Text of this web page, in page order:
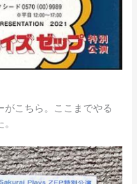
こちら。ここまでやる